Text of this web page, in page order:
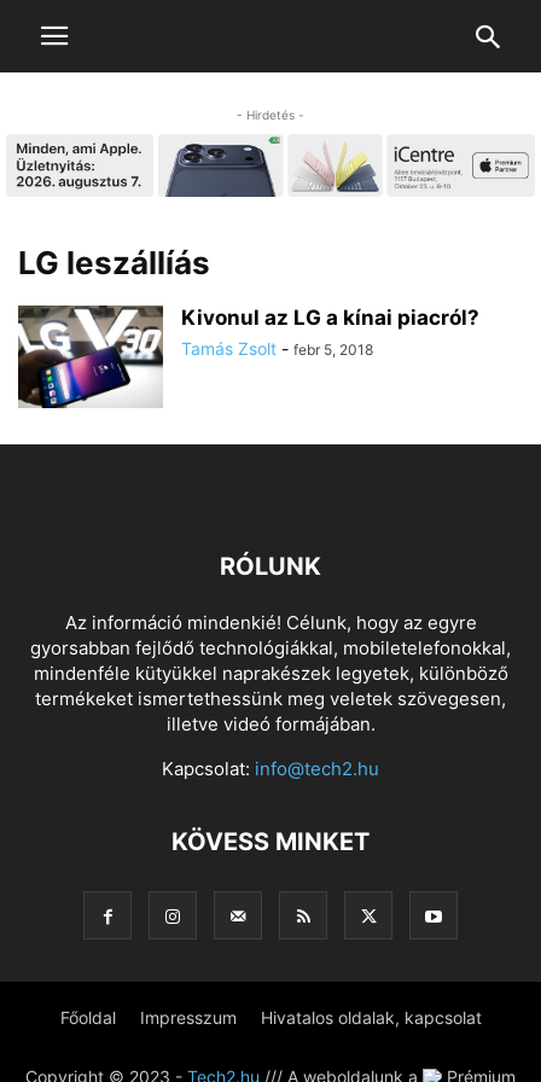
- Hirdetés -
LG leszállíás
Kivonul az LG a kínai piacról?
Tamás Zsolt - febr 5, 2018
RÓLUNK
Az információ mindenkié! Célunk, hogy az egyre
gyorsabban fejlődő technológiákkal, mobiletelefonokkal,
mindenféle kütyükkel naprakészek legyetek, különböző
termékeket ismertethessünk meg veletek szövegesen,
illetve videó formájában.
Kapcsolat: info@tech2.hu
KÖVESS MINKET
Főoldal Impresszum Hivatalos oldalak, kapcsolat
Copyright © 2023 - Tech2.hu /// A weboldalunk a Prémium